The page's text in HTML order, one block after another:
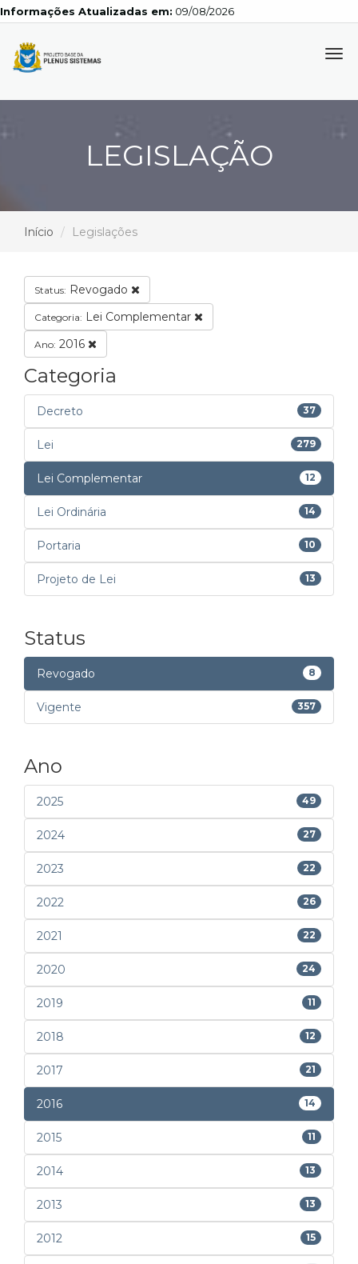
Atualizadas em: 09/08/2026
LEGISLAÇÃO
Início Legislações
Status: Revogado
Categoria: Lei Complementar
Ano: 2016
Categoria
Decreto 37
Lei 279
Lei Complementar 12
Lei Ordinária 14
Portaria 10
Projeto de Lei 13
Status
Revogado 8
Vigente 357
Ano
2025 49
2024 27
2023 22
2022 26
2021 22
2020 24
2019 11
2018 12
2017 21
2016 14
2015 11
2014 13
2013 13
2012 15